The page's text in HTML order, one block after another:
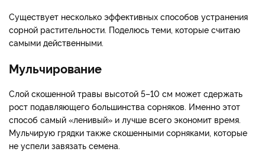
Существует несколько эффективных способов устранения
сорной растительности. Поделюсь теми, которые считаю
самыми действенными.
Мульчирование
Слой скошенной травы высотой 5–10 см может сдержать
рост подавляющего большинства сорняков. Именно этот
способ самый «ленивый» и лучше всего экономит время.
Мульчирую грядки также скошенными сорняками, которые
не успели завязать семена.